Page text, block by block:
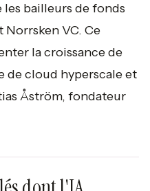
les bailleurs de fonds
Norrsken VC. Ce
la croissance de
de cloud hyperscale et
Åström, fondateur